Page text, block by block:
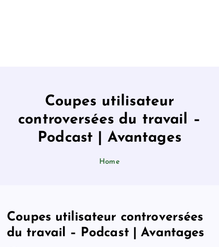
Coupes utilisateur
controversées du travail –
Podcast | Avantages
Home
Coupes utilisateur controversées
du travail – Podcast | Avantages